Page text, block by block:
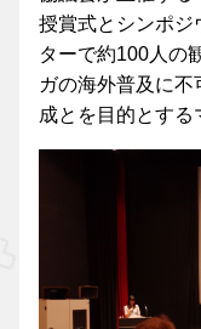
授賞式とシンポジ
ターで約100人の
ガの海外普及に
成とを目的とする